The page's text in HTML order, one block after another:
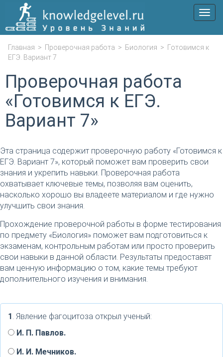
Меню
Главная > Проверочная работа > Биология > Готовимся к
ЕГЭ. Вариант 7
Проверочная работа
«Готовимся к ЕГЭ.
Вариант 7»
Эта страница содержит проверочную работу «Готовимся к
ЕГЭ. Вариант 7», который поможет вам проверить свои
знания и укрепить навыки. Проверочная работа
охватывает ключевые темы, позволяя вам оценить,
насколько хорошо вы владеете материалом и где нужно
улучшить свои знания.
Прохождение проверочной работы в форме тестирования
по предмету «Биология» поможет вам подготовиться к
экзаменам, контрольным работам или просто проверить
свои навыки в данной области. Результаты предоставят
вам ценную информацию о том, какие темы требуют
дополнительного изучения и внимания.
1. Явление фагоцитоза открыл ученый:
И. П. Павлов.
И. И. Мечников.